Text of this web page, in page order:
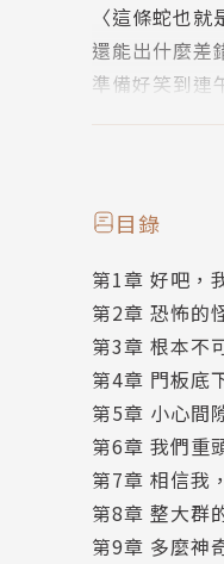
〈這條蛇也
還能出什麼差
準備好笑到連
大家居然把他
得再做件驚天
那麼，這次的
嗯，聽起來挺
器…..這難度會
想當個好人怎
本書特色：
★ 7歲以上適
目錄
第1章 好吧，
第2章 恐怖的
第3章 根本不
第4章 門板底
第5章 小心間
第6章 我們重
第7章 相信我
第8章 整大群
第9章 多麼神